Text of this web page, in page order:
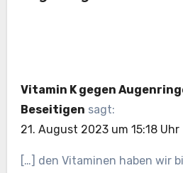
Vitamin K gegen
Beseitigen sagt:
21. August 2023 um 15:18 Uhr
[…] den Vitaminen haben wir